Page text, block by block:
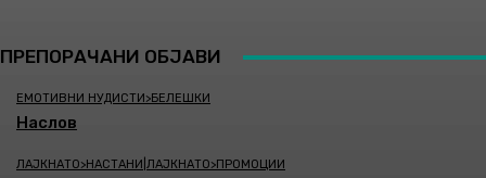
ПРЕПОРАЧАНИ ОБЈАВИ
ЕМОТИВНИ НУДИСТИ>БЕЛЕШКИ
Наслов
ЛАЈКНАТО>НАСТАНИ|ЛАЈКНАТО>ПРОМОЦИИ